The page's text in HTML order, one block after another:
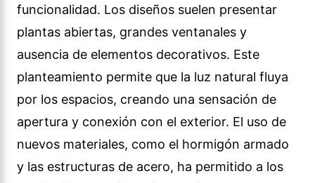
funcionalidad. Los diseños suelen presentar
plantas abiertas, grandes ventanales y
ausencia de elementos decorativos. Este
planteamiento permite que la luz natural fluya
por los espacios, creando una sensación de
apertura y conexión con el exterior. El uso de
nuevos materiales, como el hormigón armado
y las estructuras de acero, ha permitido a los